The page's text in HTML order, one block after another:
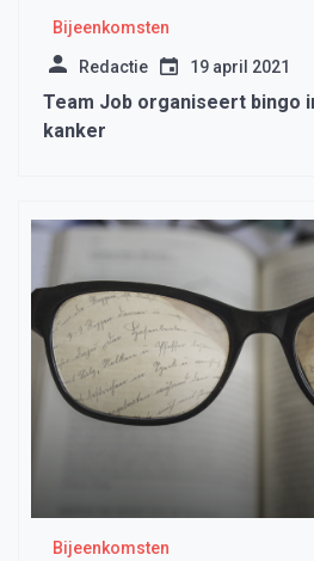
Bijeenkomsten
Redactie 19 april 2021
Team Job organiseert bingo
kanker
Bijeenkomsten